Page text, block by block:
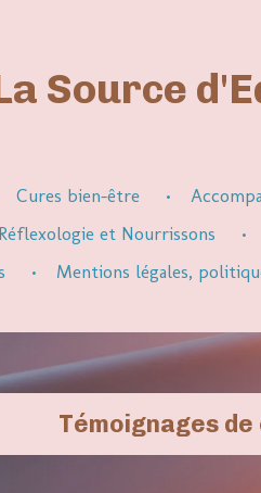
Source
Cures bien-être
Réflexologie et Nourrissons
Mentions légales,
Témoignages